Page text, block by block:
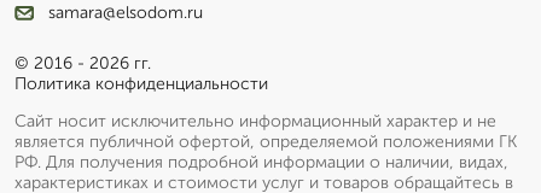
samara@elsodom.ru
© 2016 - 2026 гг.
Политика конфиденциальности
Сайт носит исключительно информационный характер и не
является публичной офертой, определяемой положениями ГК
РФ. Для получения подробной информации о наличии, видах,
характеристиках и стоимости услуг и товаров обращайтесь в